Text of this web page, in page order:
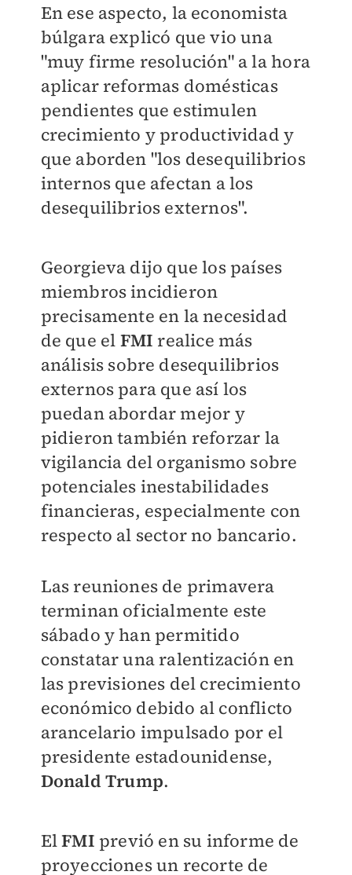
En ese aspecto, la economista
búlgara explicó que vio una
"muy firme resolución" a la hora
aplicar reformas domésticas
pendientes que estimulen
crecimiento y productividad y
que aborden "los desequilibrios
internos que afectan a los
desequilibrios externos".
Georgieva dijo que los países
miembros incidieron
precisamente en la necesidad
de que el FMIrealice más
análisis sobre desequilibrios
externos para que así los
puedan abordar mejor y
pidieron también reforzar la
vigilancia del organismo sobre
potenciales inestabilidades
financieras, especialmente con
respecto al sector no bancario.
Las reuniones de primavera
terminan oficialmente este
sábado y han permitido
constatar una ralentización en
las previsiones del crecimiento
económico debido al conflicto
arancelario impulsado por el
presidente estadounidense,
Donald Trump.
ElFMI previó en su informe de
proyecciones un recorte de